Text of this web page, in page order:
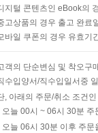
지털 콘텐츠인 eBook의
고상품의 경우 출고 완료
바일 쿠폰의 경우 유효기
객의 단순변심 및 착오구
수입양서/직수입일서중
, 아래의 주문/취소 조건
오늘 00시 ~ 06시 30분
오늘 06시 30분 이후 주